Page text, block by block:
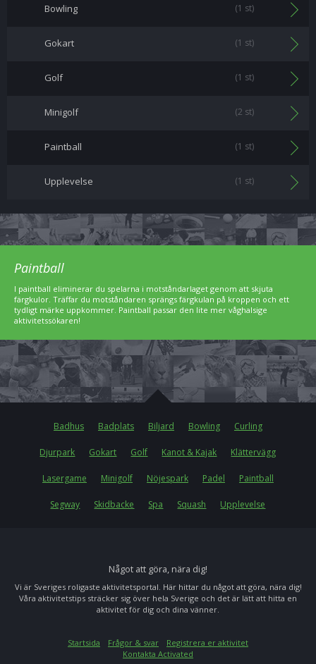
Bowling (1 st)
Gokart (1 st)
Golf (1 st)
Minigolf (2 st)
Paintball (1 st)
Upplevelse (1 st)
Paintball
I paintball eliminerar du spelarna i motståndarlaget genom att skjuta
färgkulor. Träffar du motståndaren sprängs färgkulan på kroppen och ett
tydligt märke uppkommer. Paintball passar den lite mer våghalsige
aktivitetssökaren!
Badhus Badplats Biljard Bowling Curling
Djurpark Gokart Golf Kanot & Kajak Klättervägg
Lasergame Minigolf Nöjespark Padel Paintball
Segway Skidbacke Spa Squash Upplevelse
Något att göra, nära dig!
Vi är Sveriges roligaste aktivitetsportal. Här hittar du något att göra, nära dig!
Våra aktivitetstips sträcker sig över hela Sverige och det är lätt att hitta en
aktivitet för dig och dina vänner.
Startsida Frågor & svar
Registrera er aktivitet
Kontakta Activated